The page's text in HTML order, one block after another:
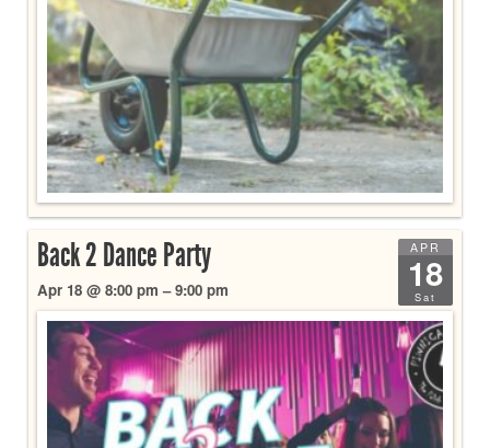
APR
18
Sat
Back 2 Dance Party
Apr 18 @ 8:00 pm – 9:00 pm